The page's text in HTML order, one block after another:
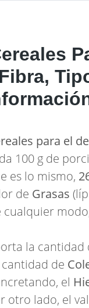
para el
100 g de
es lo mismo,
de Grasas
cualquier
la cantidad
cantidad de
el
otro lado, el